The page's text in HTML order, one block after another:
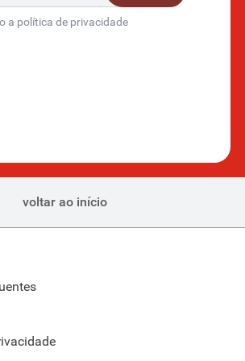
de encontrar produtos fabricados com
e ftalatos, que oferecem mais segurança no
e líquidos. As mamadeiras e acessórios
de qualidade para garantir resistência e
o uso diário.
a integridade do produto em diferentes
e manutenção
os produtos do Supernosso são pensados
Os modelos possuem
a política de privacidade
voltar ao início